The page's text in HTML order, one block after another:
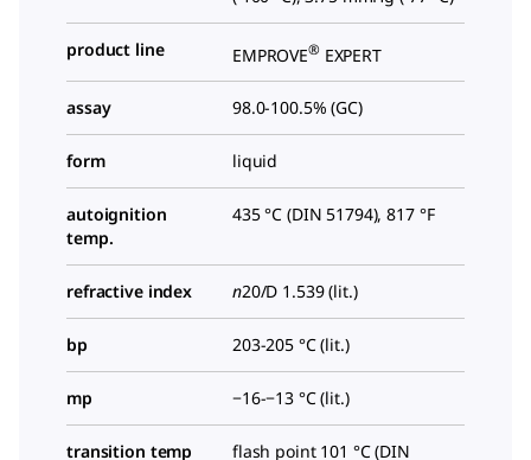
product line EMPROVE® EXPERT
assay 98.0-100.5% (GC)
form liquid
autoignition
temp.
435 °C (DIN 51794), 817 °F
refractive index n20/D 1.539 (lit.)
bp 203-205 °C (lit.)
mp −16-−13 °C (lit.)
transition temp flash point 101 °C (DIN